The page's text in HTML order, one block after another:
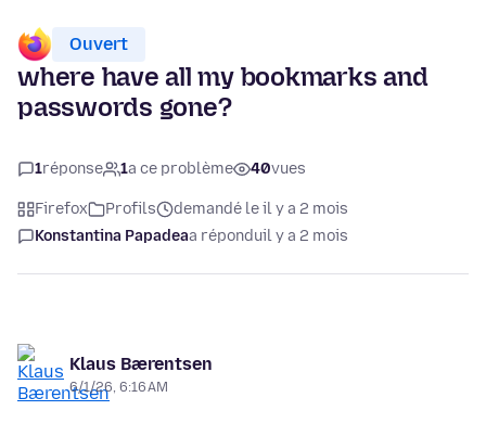
Ouvert
where have all my bookmarks and
passwords gone?
1réponse 1a ce problème 40vues
Firefox Profils
demandé le il y a 2 mois
Konstantina Papadeaa réponduil y a 2 mois
Klaus Bærentsen
6/1/26, 6:16 AM